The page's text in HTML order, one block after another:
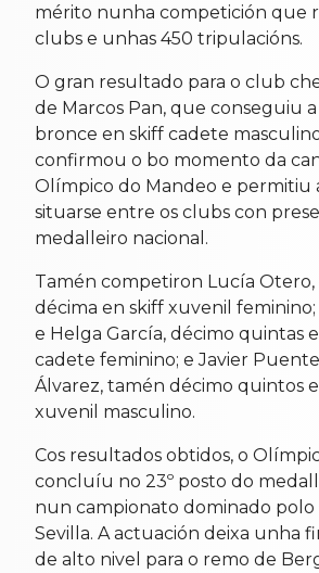
mérito nunha competición que
clubs e unhas 450 tripulacións.
O gran resultado para o club
de Marcos Pan, que conseguiu
bronce en skiff cadete
confirmou o bo momento da
Olímpico do Mandeo e permitiu
situarse entre os clubs con
medalleiro nacional.
Tamén competiron Lucía
décima en skiff xuvenil feminino;
e Helga García, décimo quintas
cadete feminino; e Javier
Álvarez, tamén décimo quintos
xuvenil masculino.
Cos resultados obtidos, o
concluíu no 23º posto do
nun campionato dominado
Sevilla. A actuación deixa unha
de alto nivel para o remo de